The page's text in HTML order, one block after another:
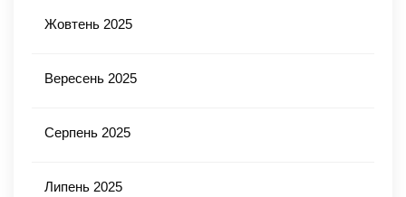
Жовтень 2025
Вересень 2025
Серпень 2025
Липень 2025